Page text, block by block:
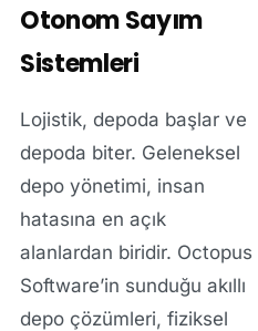
Otonom Sayım
Sistemleri
Lojistik, depoda başlar ve
depoda biter. Geleneksel
depo yönetimi, insan
hatasına en açık
alanlardan biridir. Octopus
Software’in sunduğu akıllı
depo çözümleri, fiziksel